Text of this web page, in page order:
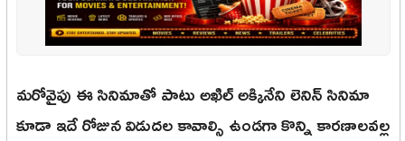
మరోవైపు ఈ సినిమాతో పాటు అఖిల్ అక్కినేని లెనిన్ సినిమా
కూడా ఇదే రోజున విడుదల కావాల్సి ఉండగా కొన్ని కారణాలవల్ల